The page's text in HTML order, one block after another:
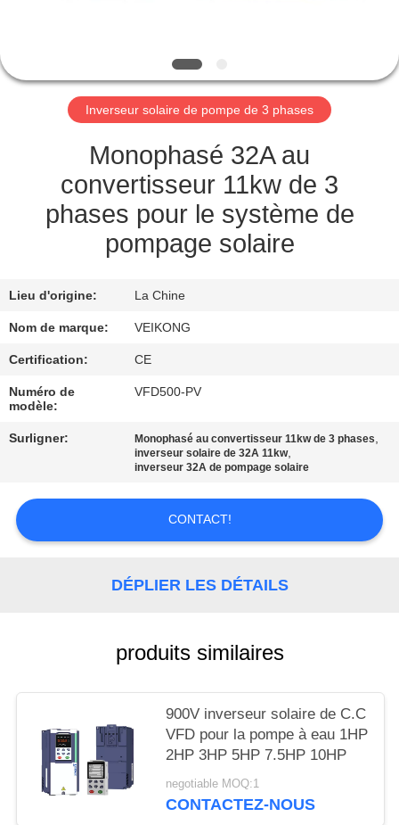
VISITE
L'USINE
CONTRÔLE
QUALITÉ
CONTACTER
DEMANDEZ
UNE
CITATION
DU
SITE
POLITIQUE
PROTECTION
Inverseur solaire de pompe de 3 phases
Monophasé 32A au
convertisseur 11kw de 3
phases pour le système de
pompage solaire
Lieu d'origine: La Chine
Nom de marque: VEIKONG
Certification: CE
Numéro de
modèle:
VFD500-PV
Surligner: Monophasé au convertisseur 11kw de 3 phases,
inverseur solaire de 32A 11kw,
inverseur 32A de pompage solaire
CONTACT!
DÉPLIER LES DÉTAILS
produits similaires
900V inverseur solaire de C.C
VFD pour la pompe à eau 1HP
2HP 3HP 5HP 7.5HP 10HP
negotiable MOQ:1
CONTACTEZ-NOUS